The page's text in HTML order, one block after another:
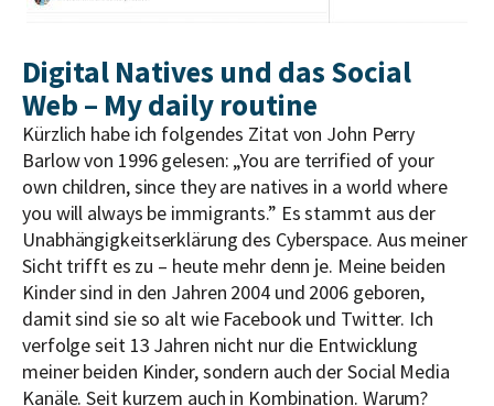
Digital Natives und das Social
Web – My daily routine
Kürzlich habe ich folgendes Zitat von John Perry
Barlow von 1996 gelesen: „You are terrified of your
own children, since they are natives in a world where
you will always be immigrants.” Es stammt aus der
Unabhängigkeitserklärung des Cyberspace. Aus meiner
Sicht trifft es zu – heute mehr denn je. Meine beiden
Kinder sind in den Jahren 2004 und 2006 geboren,
damit sind sie so alt wie Facebook und Twitter. Ich
verfolge seit 13 Jahren nicht nur die Entwicklung
meiner beiden Kinder, sondern auch der Social Media
Kanäle. Seit kurzem auch in Kombination. Warum?